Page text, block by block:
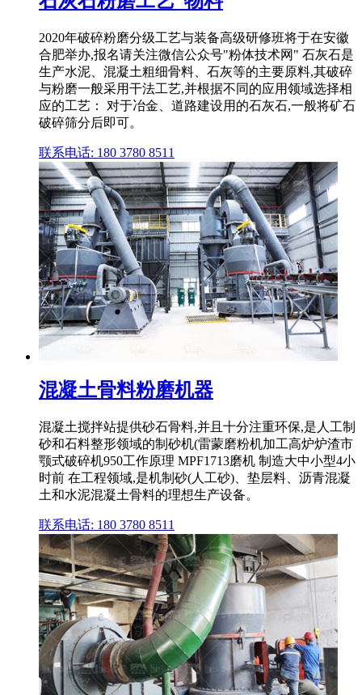
2020年破碎粉磨分级工艺与装备高级研修班将于在安徽
合肥举办,报名请关注微信公众号"粉体技术网" 石灰石是
生产水泥、混凝土粗细骨料、石灰等的主要原料,其破碎
与粉磨一般采用干法工艺,并根据不同的应用领域选择相
应的工艺： 对于冶金、道路建设用的石灰石,一般将矿石
破碎筛分后即可。
联系电话: 180 3780 8511
混凝土骨料粉磨机器
混凝土搅拌站提供砂石骨料,并且十分注重环保,是人工制
砂和石料整形领域的制砂机(雷蒙磨粉机加工高炉炉渣市
颚式破碎机950工作原理 MPF1713磨机 制造大中小型4小
时前 在工程领域,是机制砂(人工砂)、垫层料、沥青混凝
土和水泥混凝土骨料的理想生产设备。
联系电话: 180 3780 8511